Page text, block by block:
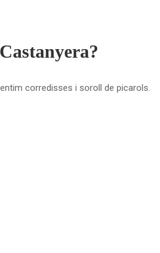
corredisses i soroll de picarols.